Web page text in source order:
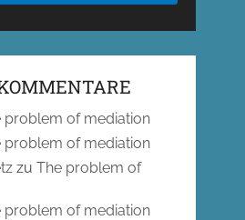
problem of mediation
problem of mediation
zu The problem of
problem of mediation